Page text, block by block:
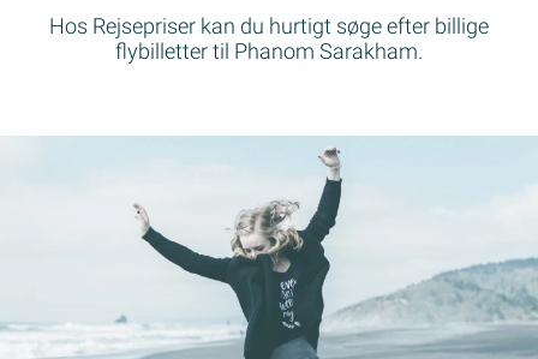
Hos Rejsepriser kan du hurtigt søge efter billige
flybilletter til Phanom Sarakham.